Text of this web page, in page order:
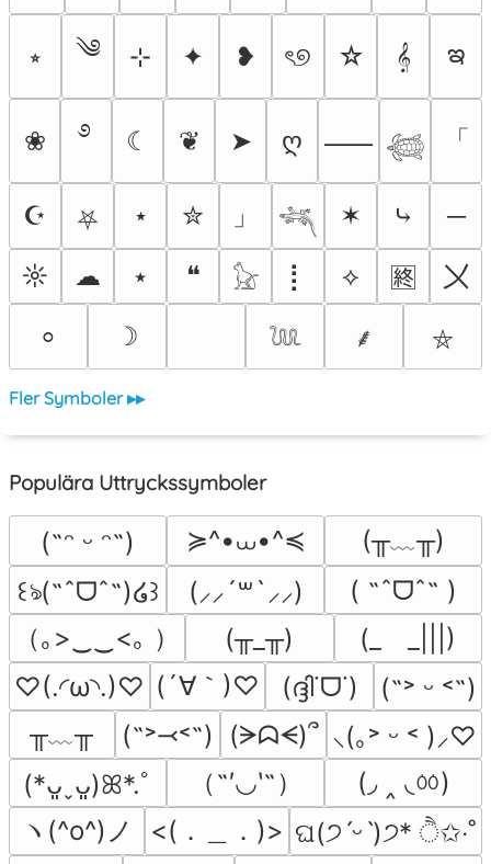
⭒ ༄ ⊹ ✦ ❥ ৎ୭ ☆ 𝄞 ఇ
❀ ࿔ ☾ ❦ ➤ ღ ⸺ 𓆉 「
☪ ⛧ ⋆ ✮ 」 𓆈 ✶ ⤷
─
☼
☁ ⭑ ❝ 𓃠 ⡇ ⟡ 🈡
〤
⸰
☽ 𓆙 ⸙ ⛤
Fler Symboler ▸▸
Populära Uttryckssymboler
(˶ᵔ ᵕ ᵔ˶) ≽^•⩊•^≼
(╥﹏╥)
꒰ঌ(˶ˆᗜˆ˵)໒꒱
(⸝⸝´꒳`⸝⸝)
( ˶ˆᗜˆ˵ )
（｡>‿‿<｡ ）
(╥_╥)
(_　_|||)
♡(.◜ω◝.)♡ (´∀｀)♡ (ദ്ദി˙ᗜ˙)
(˶˃ ᵕ ˂˶)
╥﹏╥
(˶˃⤙˂˶) (ᗒᗣᗕ)՞ ⸜(｡˃ ᵕ ˂ )⸝♡
(*ᴗ͈ˬᴗ͈)ꕤ*.ﾟ
（˶′◡‵˶）
(◞ ‸ ◟ㆀ)
ヽ(^o^)ノ
<(．＿．)> ଘ(੭ˊᵕˋ)੭* ੈ✩‧˚